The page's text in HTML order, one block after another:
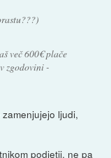
več 600€ plače
zgodovini -
ljudi,
podjetij, ne pa